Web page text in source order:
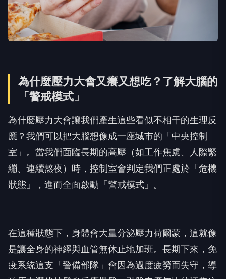
為什麼壓力大會又癢又想吃？了解大腦的
「警戒模式」
為什麼壓力大會讓我們產生這些看似不相干的生理反
應？我們可以把大腦想像成一座城市的「中央控制
室」。當我們面臨長期的高壓（如工作焦慮、人際緊
繃、連續熬夜）時，控制室會判定我們正處於「危機
狀態」，進而全面啟動「警戒模式」。
在這種狀態下，身體會大量分泌壓力荷爾蒙，這就像
是讓全身的神經與血管無休止地加班。長期下來，免
疫系統這支「警備部隊」會因為過度疲勞而失守，導